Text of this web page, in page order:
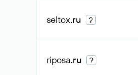
seltox.ru ?
riposa.ru ?